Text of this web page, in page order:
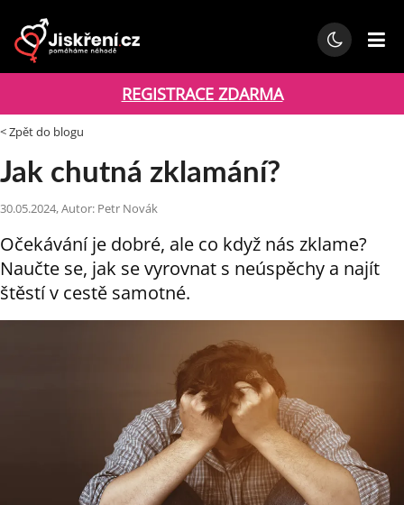
REGISTRACE ZDARMA
< Zpět do blogu
Jak chutná zklamání?
30.05.2024, Autor: Petr Novák
Očekávání je dobré, ale co když nás zklame?
Naučte se, jak se vyrovnat s neúspěchy a najít
štěstí v cestě samotné.